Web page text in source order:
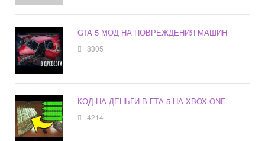
GTA 5 МОД НА ПОВРЕЖДЕНИЯ МАШИН
8305
КОД НА ДЕНЬГИ В ГТА 5 НА XBOX ONE
4214